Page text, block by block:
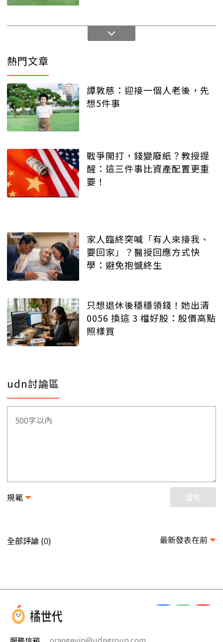
熱門文章
譚敦慈：迎接一個人老後，先
想5件事
戰爭開打，錢變廢紙？教授提
醒：這三件事比資產配置更重
要！
家人臨終突喊「有人來接我、
要回家」？醫授回應方式快
學：避免抱憾終生
只想退休後穩穩領錢！她出清
0056 換這 3 檔好股：股價高點
照樣買
udn討論區
規範 發布
全部評論 (0) 最新發表在前